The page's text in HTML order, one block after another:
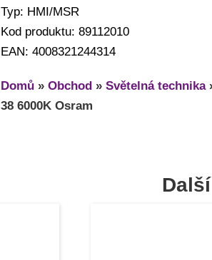
Typ: HMI/MSR
Kod produktu: 89112010
EAN: 4008321244314
Domů » Obchod » Světelná technika
38 6000K Osram